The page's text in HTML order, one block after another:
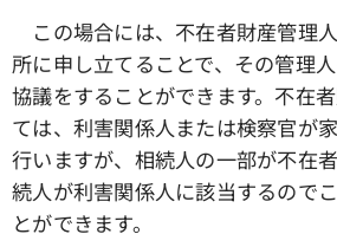
この場合には、不在者財産管理
所に申し立てることで、その管理
協議をすることができます。不在
ては、利害関係人または検察官が
行いますが、相続人の一部が不在
続人が利害関係人に該当するので
とができます。